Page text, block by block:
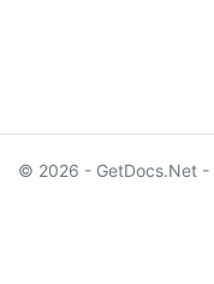
© 2026 - GetDocs.Net -